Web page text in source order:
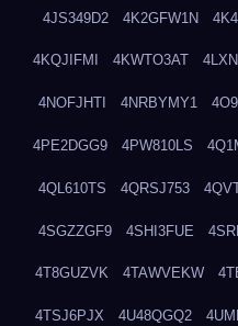
4JS349D2 4K2GFW1N
4KQJIFMI 4KWTO3AT
4NOFJHTI 4NRBYMY1
4PE2DGG9 4PW810LS
4QL610TS 4QRSJ753
4SGZZGF9 4SHI3FUE
4T8GUZVK 4TAWVEKW
4TSJ6PJX 4U48QGQ2